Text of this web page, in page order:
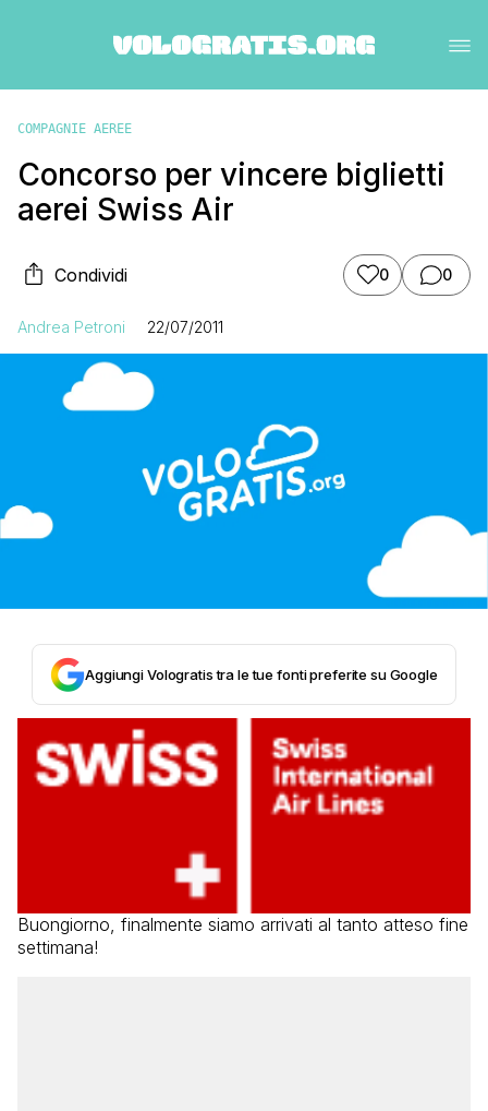
COMPAGNIE AEREE
Concorso per vincere biglietti
aerei Swiss Air
Condividi 0 0
Andrea Petroni 22/07/2011
Aggiungi Vologratis tra le tue fonti preferite su Google
Buongiorno, finalmente siamo arrivati al tanto atteso fine
settimana!